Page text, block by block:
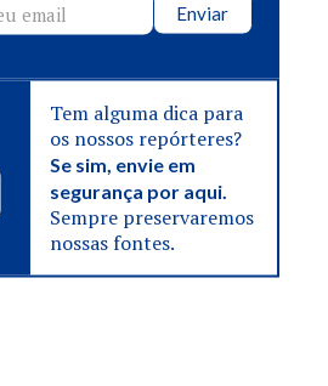
Enviar
Tem alguma dica para
os nossos repórteres?
Se sim, envie em
segurança por aqui.
Sempre preservaremos
nossas fontes.